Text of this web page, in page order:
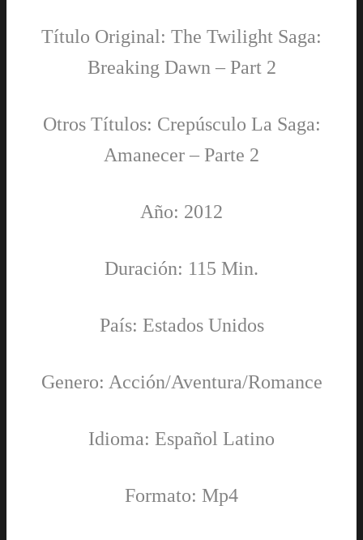
Título Original: The Twilight Saga:
Breaking Dawn – Part 2
Otros Títulos: Crepúsculo La Saga:
Amanecer – Parte 2
Año: 2012
Duración: 115 Min.
País: Estados Unidos
Genero: Acción/Aventura/Romance
Idioma: Español Latino
Formato: Mp4